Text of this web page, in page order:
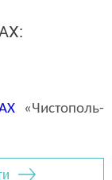
«Чистополь-